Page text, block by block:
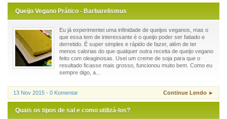
Queijo Vegano Prático - Barbarelismus
Eu já experimentei uma infinidade de queijos veganos, mas o
que essa tem de interessante é o queijo poder ser fatiado e
derretido. É super simples e rápido de fazer, além de ter
menos calorias do que qualquer outra receita de queijo vegano
feito com oleaginosas. Usei um creme de soja para que o
resultado ficasse mais grosso, funcionou muito bem. Como eu
sempre digo, a...
13 Nov 2015 - 0 Komentar Continue Lendo ►
Quais os tipos de sal e como utilizá-los?